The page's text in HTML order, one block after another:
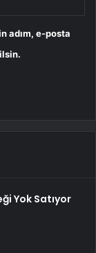
adım, e-posta
Yok Satıyor